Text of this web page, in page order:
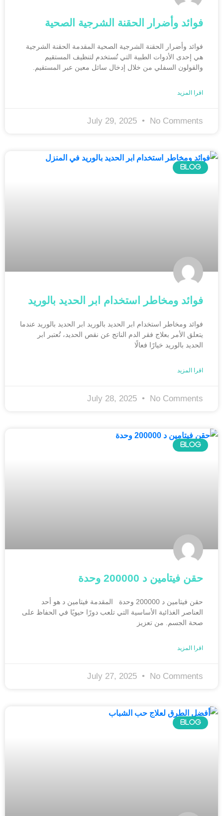
فوائد وأضرار الحقنة الشرجية الصحية
فوائد وأضرار الحقنة الشرجية الصحية المقدمة الحقنة الشرجية
هي إحدى الأدوات الطبية التي تُستخدم لتنظيف المستقيم
والقولون السفلي من خلال إدخال سائل معين عبر المستقيم.
اقرا المزيد
July 29, 2025 No Comments
BLOG
فوائد ومخاطر استخدام ابر الحديد بالوريد
فوائد ومخاطر استخدام ابر الحديد بالوريد ابر الحديد بالوريد عندما
يتعلق الأمر بعلاج فقر الدم الناتج عن نقص الحديد، تُعتبر ابر
الحديد بالوريد خيارًا فعالًا
اقرا المزيد
July 28, 2025 No Comments
BLOG
حقن فيتامين د 200000 وحدة
حقن فيتامين د 200000 وحدة المقدمة فيتامين د هو أحد
العناصر الغذائية الأساسية التي تلعب دورًا حيويًا في الحفاظ على
صحة الجسم. من تعزيز
اقرا المزيد
July 27, 2025 No Comments
BLOG